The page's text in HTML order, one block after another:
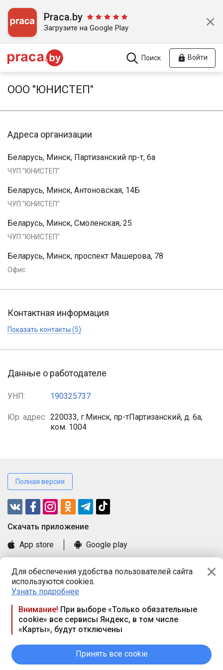
Для обеспечения удобства пользователей сайта
используются cookies.
Узнать подробнее
Внимание! При выборе «Только обязательные
cookie» все сервисы Яндекс, в том числе
«Карты», будут отключены
Принять все cookie
Praca.by
Загрузите на Google Play
Поиск Войти
ООО "ЮНИСТЕП"
Адреса организации
Беларусь, Минск, Партизанский пр-т, 6а
ЧУП "ЮНИСТЕП"
Беларусь, Минск, Антоновская, 14Б
ЧУП "ЮНИСТЕП"
Беларусь, Минск, Смоленская, 25
ЧУП "ЮНИСТЕП"
Беларусь, Минск, проспект Машерова, 78
Офис
Контактная информация
Показать контакты (5)
Данные о работодателе
УНП: 190325737
Юр. адрес: 220033, г.Минск, пр-тПартизанский, д. 6а,
ком. 1004
Полная версия
Cкачать приложение
App store
Google play
Книга замечаний и предложений
Правила и документы
Praca.by © 2000—2026, ООО «ПРАЦА БАЙ»
Республика Беларусь, 220114, г. Минск, пр-т Независимости
117а, пом. № 9.
вых. дн. — сб., вс.
Режим работы сайта — круглосуточно. E-mail ООО «ПРАЦА
БАЙ» editor@praca.by